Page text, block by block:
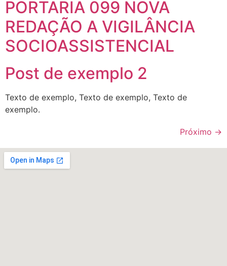
PORTARIA 099 NOVA
REDAÇÃO A VIGILÂNCIA
SOCIOASSISTENCIAL
Post de exemplo 2
Texto de exemplo, Texto de exemplo, Texto de
exemplo.
Próximo →